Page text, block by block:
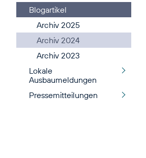
Blogartikel
Archiv 2025
Archiv 2024
Archiv 2023
Lokale
Ausbaumeldungen
Pressemitteilungen